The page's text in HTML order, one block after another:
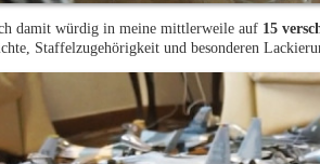
damit würdig in meine mittlerweile auf 15
Staffelzugehörigkeit und besonderen